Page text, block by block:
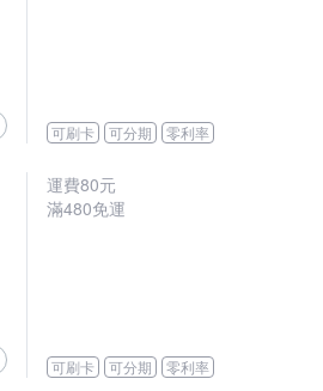
可刷卡 可分期 零利率
運費80元
滿480免運
可刷卡 可分期 零利率